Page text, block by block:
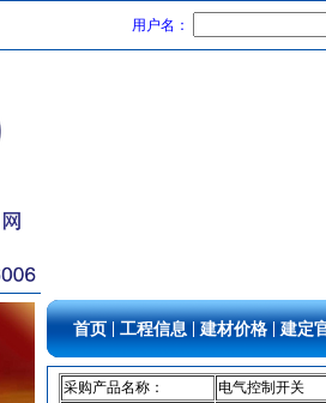
用户名：
首页 工程信息 建材价格 建定
采购产品名称：
电气控制开关